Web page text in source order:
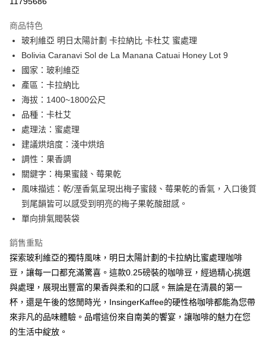
Apple Pay
街口支付
悠遊付
Google Pay
全盈+PAY
AFTEE先享後付
相關說明
【關於「AFTEE先享後付」】
AFTEE先享後付是「在收到商品之後才付款」的支付方式。 讓您購物簡單
１．簡單：不需註冊會員、不需綁卡、不需儲值。
２．便利：只要手機號碼，簡訊認證，即可結帳。
１．於結帳方式選擇「AFTEE先享後付」後，將跳轉至「AFTEE先享後付」
結帳頁面，進行簡訊認證並確認金額後，即可完成結帳。
２．訂單成立數日內，您將收到繳費通知簡訊。
３．收到繳費通知簡訊後14天內，點擊此簡訊中的連結，可透過四大超商／
ATM／網路銀行／等多元方式進行付款，方視為交易完成。
※ 請注意：結帳手續完成當下不需立刻繳費，但若您需要取消訂單，請聯絡
後付繳納相關費用。
Hami Point
相關說明
會員帳號後，即可在購物車使用 Hami Point 折抵消費金額 (1點等於1元)。
ATM付款
運送方式
全家《咖啡豆》
每筆NT$60，滿NT$1,000(含以上)免運費
付款後全家取貨
每筆NT$80，滿NT$1,000(含以上)免運費
商品特色
玻利維亞 明日太陽計劃 卡拉納比 卡杜艾 蜜處理
Bolivia Caranavi Sol de La Manana Catuai Honey Lot 9
國家：玻利維亞
產區：卡拉納比
海拔：1400~1800公尺
品種：卡杜艾
處理法：蜜處理
建議烘焙度：淺中烘焙
調性：果香調
關鍵字：梅果蜜餞、莓果乾
風味描述：乾/溼香氣呈現出梅子蜜餞、莓果乾的香氣，入口後質
到尾韻皆可以感受到明亮的梅子果乾酸甜感。
單向排氣閥裝袋
銷售重點
探索玻利維亞的獨特風味，明日太陽計劃的卡拉納比蜜處理咖啡
豆，讓每一口都充滿驚喜。這款0.25磅裝的咖啡豆，經過精心挑選
與處理，展現出豐富的果香與柔和的口感。無論是在清晨的第一
杯，還是午後的悠閒時光，InsingerKaffee的硬性格咖啡都能為您帶
來非凡的品味體驗。品嚐這份來自南美的饗宴，讓咖啡的魅力在您
的生活中綻放。